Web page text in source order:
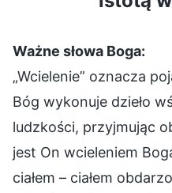
Ważne słowa Boga:
„Wcielenie” oznacza
Bóg wykonuje dzieło
ludzkości, przyjmując
jest On wcieleniem
ciałem – ciałem